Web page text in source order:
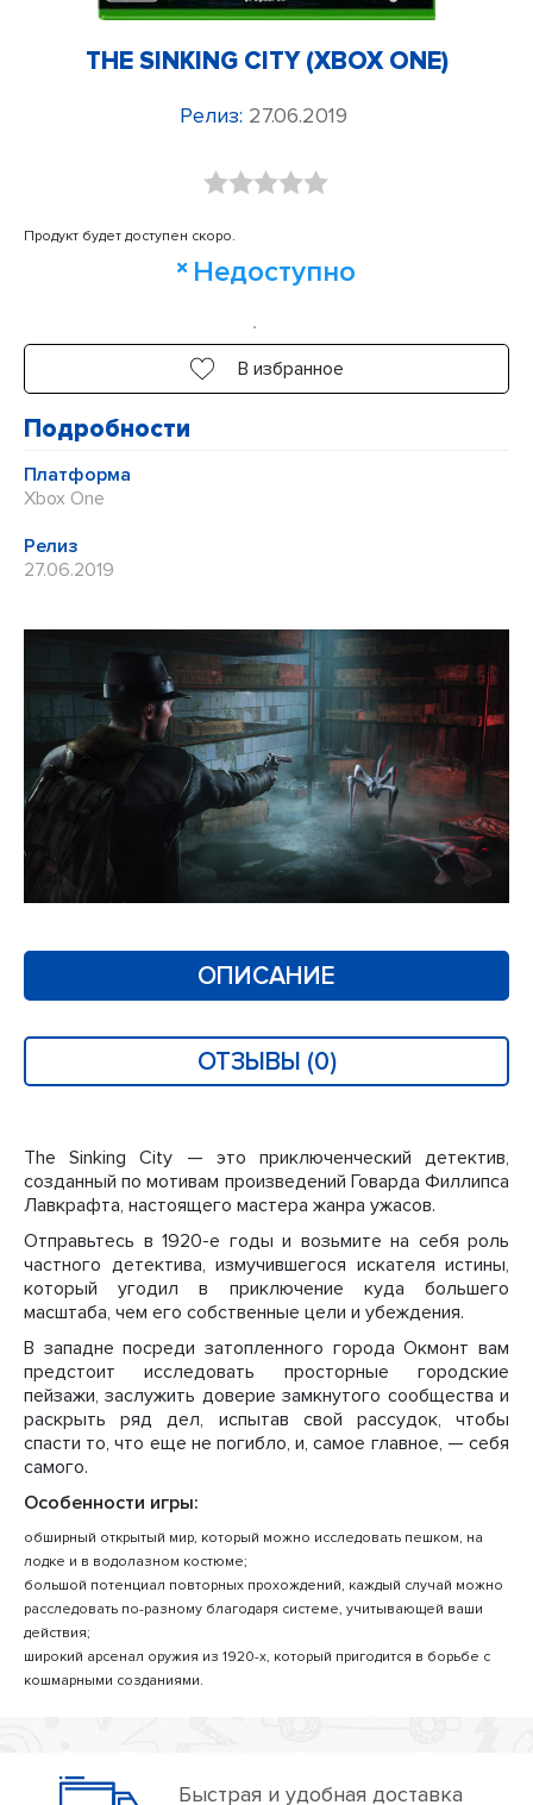
ОПИСАНИЕ
ОТЗЫВЫ (0)
The Sinking City — это приключенческий детектив,
созданный по мотивам произведений Говарда Филлипса
Лавкрафта, настоящего мастера жанра ужасов.
Отправьтесь в 1920-е годы и возьмите на себя роль
частного детектива, измучившегося искателя истины,
который угодил в приключение куда большего
масштаба, чем его собственные цели и убеждения.
В западне посреди затопленного города Окмонт вам
предстоит исследовать просторные городские
пейзажи, заслужить доверие замкнутого сообщества и
раскрыть ряд дел, испытав свой рассудок, чтобы
спасти то, что еще не погибло, и, самое главное, — себя
самого.
Особенности игры:
обширный открытый мир, который можно исследовать пешком, на
лодке и в водолазном костюме;
большой потенциал повторных прохождений, каждый случай можно
расследовать по-разному благодаря системе, учитывающей ваши
действия;
широкий арсенал оружия из 1920-х, который пригодится в борьбе с
кошмарными созданиями.
THE SINKING CITY (XBOX ONE)
Релиз: 27.06.2019
0
Продукт будет доступен скоро.
Недоступно
В избранное
Подробности
Платформа
Xbox One
Релиз
27.06.2019
Быстрая и удобная доставка